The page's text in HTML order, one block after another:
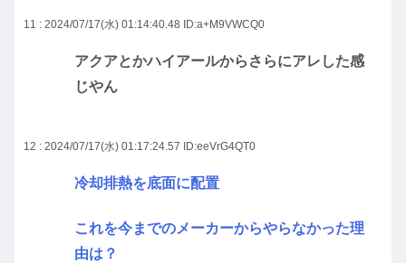
11 : 2024/07/17(水) 01:14:40.48 ID:a+M9VWCQ0
アクアとかハイアールからさらにアレした感
じやん
12 : 2024/07/17(水) 01:17:24.57 ID:eeVrG4QT0
冷却排熱を底面に配置
これを今までのメーカーからやらなかった理
由は？